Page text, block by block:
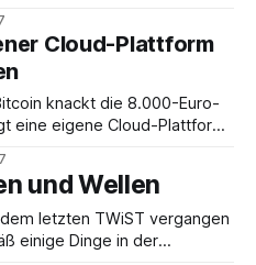
dass mein Buddy Martin
eine kleine Rückschau
Cloud-Plattform
knackt die 8.000-Euro-
eine eigene Cloud-Plattform
denn es geht bei dem
Infrastruktur und
Pressemeldung
und Wellen
letzten TWiST vergangen
einige Dinge in der